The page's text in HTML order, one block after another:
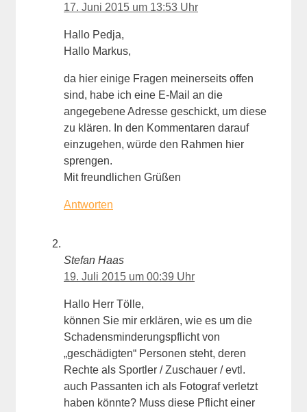
17. Juni 2015 um 13:53 Uhr
Hallo Pedja,
Hallo Markus,
da hier einige Fragen meinerseits offen
sind, habe ich eine E-Mail an die
angegebene Adresse geschickt, um diese
zu klären. In den Kommentaren darauf
einzugehen, würde den Rahmen hier
sprengen.
Mit freundlichen Grüßen
Antworten
Stefan Haas
19. Juli 2015 um 00:39 Uhr
Hallo Herr Tölle,
können Sie mir erklären, wie es um die
Schadensminderungspflicht von
„geschädigten“ Personen steht, deren
Rechte als Sportler / Zuschauer / evtl.
auch Passanten ich als Fotograf verletzt
haben könnte? Muss diese Pflicht einer